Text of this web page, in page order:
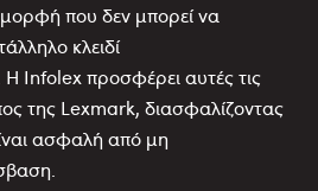
που δεν μπορεί να
κλειδί
Infolex προσφέρει αυτές τις
της Lexmark, διασφαλίζοντας
ασφαλή από μη